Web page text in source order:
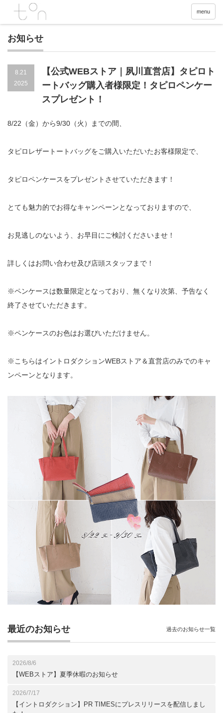
menu
お知らせ
8.21
2025
【公式WEBストア｜夙川直営店】タピロト
ートバッグ購入者様限定！タピロペンケー
スプレゼント！
8/22（金）から9/30（火）までの間、
タピロレザートートバッグをご購入いただいたお客様限定で、
タピロペンケースをプレゼントさせていただきます！
とても魅力的でお得なキャンペーンとなっておりますので、
お見逃しのないよう、お早目にご検討くださいませ！
詳しくはお問い合わせ及び店頭スタッフまで！
※ペンケースは数量限定となっており、無くなり次第、予告なく
終了させていただきます。
※ペンケースのお色はお選びいただけません。
※こちらはイントロダクションWEBストア＆直営店のみでのキャ
ンペーンとなります。
最近のお知らせ
2026/8/6
【WEBストア】夏季休暇のお知らせ
2026/7/17
【イントロダクション】PR TIMESにプレスリリースを配信しまし
過去のお知らせ一覧